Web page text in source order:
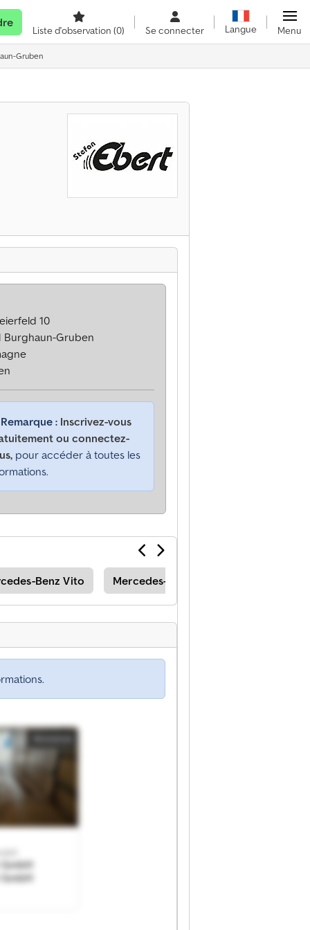
Liste d'observation (0) Se connecter Langue Menu
Gruben
10
Burghaun-Gruben
: Inscrivez-vous
ou connectez-
pour accéder à toutes les
Benz Vito Mercedes-Benz Vito Motorhomes/